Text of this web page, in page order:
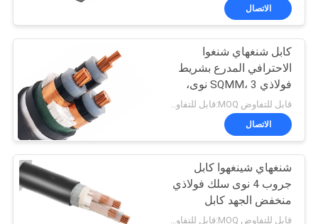
NEWS
خريطة
الموقع
سياسة
الخصوصية
بل مقاومة للحريق
108
90
الاتصال
كابل شنغهاي شنغوا
الاحترافي المدرع بشريط
فولاذي SQMM، 3 نوى،
مخصص YJLV22 3x300
الاتصال
شنغهاي شينغهوا كابل
جروب 4 نوى سلك فولاذي
منخفض الجهد كابل
كهربائي مدرع نحاس XLPE